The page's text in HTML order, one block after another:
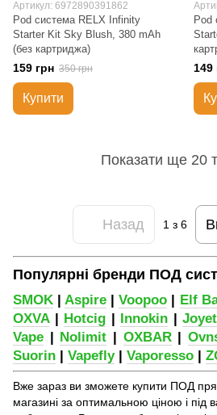
Артикул: 6972890391862
Pod система RELX Infinity
Starter Kit Sky Blush, 380 mAh
(без картриджа)
159 грн 350 грн
Купити
Pod
149
Показати ще 20
Назад 1 з 6
Популярні бренди ПОД
SMOK | Aspire |Voopoo | Elf
OXVA| Hotcig | Innokin |
Vape | Nolimit | OXBAR|
Suorin | Vapefly| Vaporesso |
Вже зараз ви зможете купити ПОД
магазині за оптимальною ціною і під